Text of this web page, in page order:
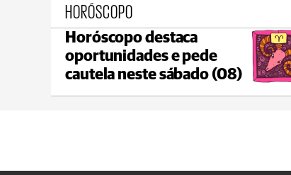
HORÓSCOPO
Horóscopo destaca
oportunidades e pede
cautela neste sábado (08)
Castro
max 18°C min 18°C